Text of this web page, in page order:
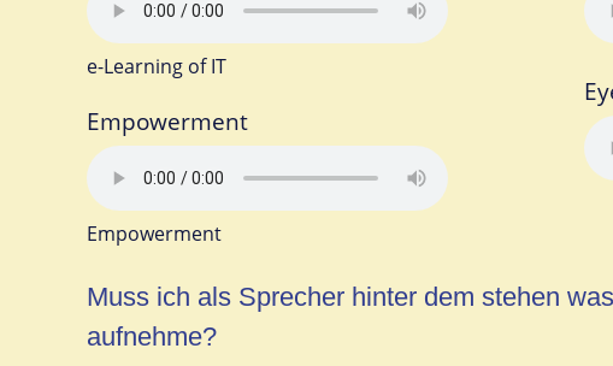
e-Learning of IT
Empowerment
Empowerment
Muss ich als Sprecher hinter dem stehen
aufnehme?